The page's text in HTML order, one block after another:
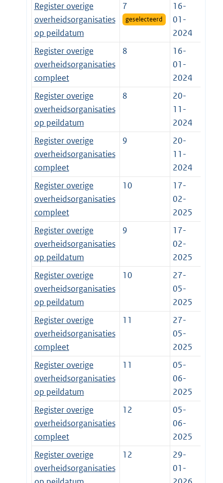
Register overige
overheidsorganisaties
op peildatum
7
geselecteerd
16-
01-
2024
Register overige
overheidsorganisaties
compleet
8
16-
01-
2024
Register overige
overheidsorganisaties
op peildatum
8
20-
11-
2024
Register overige
overheidsorganisaties
compleet
9
20-
11-
2024
Register overige
overheidsorganisaties
compleet
10
17-
02-
2025
Register overige
overheidsorganisaties
op peildatum
9
17-
02-
2025
Register overige
overheidsorganisaties
op peildatum
10
27-
05-
2025
Register overige
overheidsorganisaties
compleet
11
27-
05-
2025
Register overige
overheidsorganisaties
op peildatum
11
05-
06-
2025
Register overige
overheidsorganisaties
compleet
12
05-
06-
2025
Register overige
overheidsorganisaties
12
29-
01-